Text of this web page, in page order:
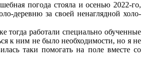
погода стояла и осенью 2022-го,
деревню за своей ненаглядной холо-
тогда работали специально обученные
к ним не было необходимости, но я не
таки помогать на поле вместе со